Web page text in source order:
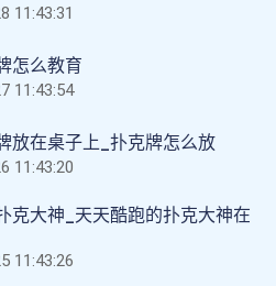
11:43:31
怎么教育
11:43:54
放在桌子上_扑克牌怎么放
11:43:20
克大神_天天酷跑的扑克大神在
11:43:26